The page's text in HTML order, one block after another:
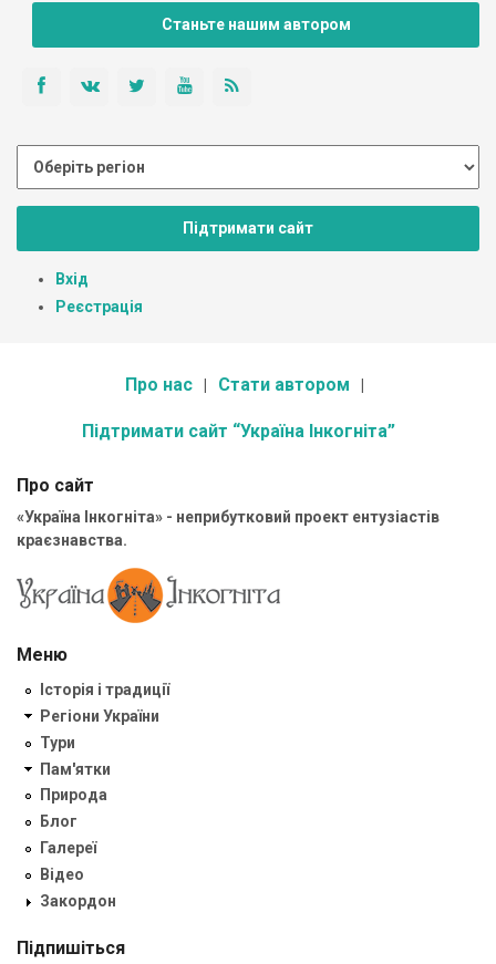
Станьте нашим автором
Підтримати сайт
Вхід
Реєстрація
Про нас Стати автором
Підтримати сайт “Україна Інкогніта”
Про сайт
«Україна Інкогніта» - неприбутковий проект ентузіастів
краєзнавства.
Меню
Історія і традиції
Регіони України
Тури
Пам'ятки
Природа
Блог
Галереї
Відео
Закордон
Підпишіться